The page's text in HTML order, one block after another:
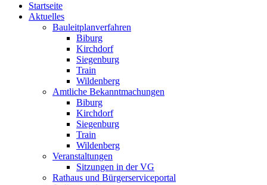
Startseite
Aktuelles
Bauleitplanverfahren
Biburg
Kirchdorf
Siegenburg
Train
Wildenberg
Amtliche Bekanntmachungen
Biburg
Kirchdorf
Siegenburg
Train
Wildenberg
Veranstaltungen
Sitzungen in der VG
Rathaus und Bürgerserviceportal